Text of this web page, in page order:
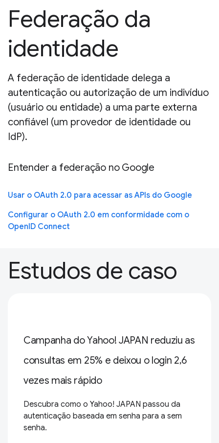
Federação da
identidade
A federação de identidade delega a
autenticação ou autorização de um indivíduo
(usuário ou entidade) a uma parte externa
confiável (um provedor de identidade ou
IdP).
Entender a federação no Google
Usar o OAuth 2.0 para acessar as APIs do Google
Configurar o OAuth 2.0 em conformidade com o
OpenID Connect
Estudos de caso
Campanha do Yahoo! JAPAN reduziu as
consultas em 25% e deixou o login 2,6
vezes mais rápido
Descubra como o Yahoo! JAPAN passou da
autenticação baseada em senha para a sem
senha.